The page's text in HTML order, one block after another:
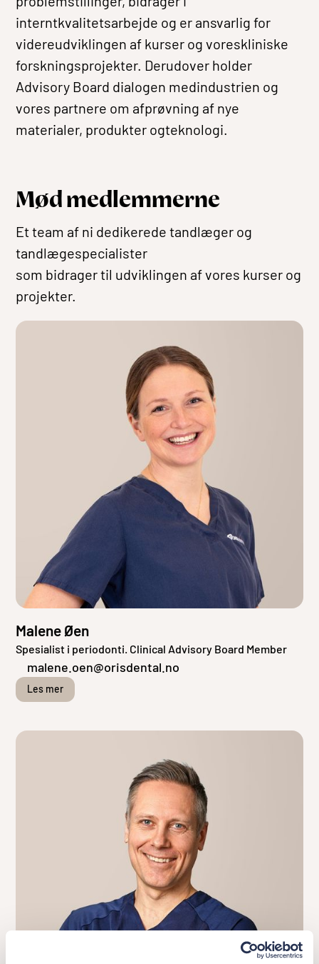
interntkvalitetsarbejde og er ansvarlig for
videreudviklingen af kurser og voreskliniske
forskningsprojekter. Derudover holder
Advisory Board dialogen medindustrien og
vores partnere om afprøvning af nye
materialer, produkter ogteknologi.
Mød medlemmerne
Et team af ni dedikerede tandlæger og
tandlægespecialister
som bidrager til udviklingen af vores kurser og
projekter.
Malene Øen
Spesialist i periodonti. Clinical Advisory Board Member
malene.oen@orisdental.no
Les mer